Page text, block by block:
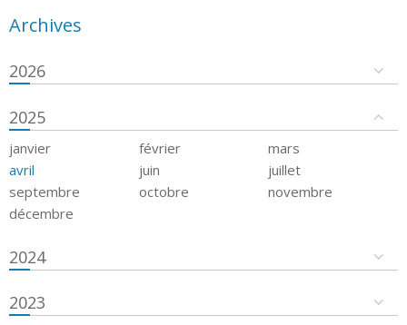
Archives
2026
2025
janvier février
mars
avril
juin
juillet
septembre
octobre
novembre
décembre
2024
2023